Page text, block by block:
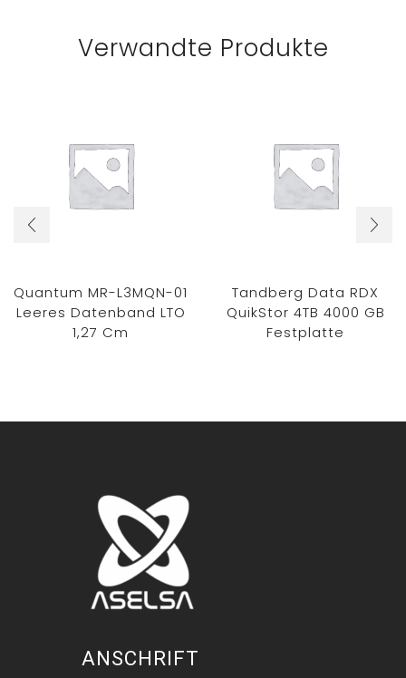
Verwandte Produkte
Quantum MR-L3MQN-01
Leeres Datenband LTO
1,27 Cm
Tandberg Data RDX
QuikStor 4TB 4000 GB
Festplatte
ANSCHRIFT